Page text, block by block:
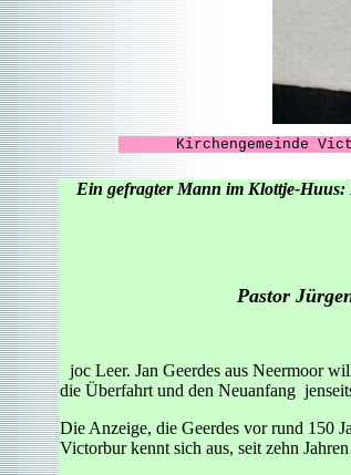
Kirchengemeinde
Ein gefragter Mann im Klottje-Huus:
Pastor
joc Leer. Jan Geerdes aus Neermoor
die Überfahrt und den Neuanfang
Die Anzeige, die Geerdes vor rund 150
Victorbur kennt sich aus, seit zehn